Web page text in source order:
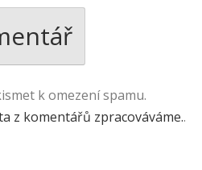
k omezení spamu.
z komentářů zpracováváme..